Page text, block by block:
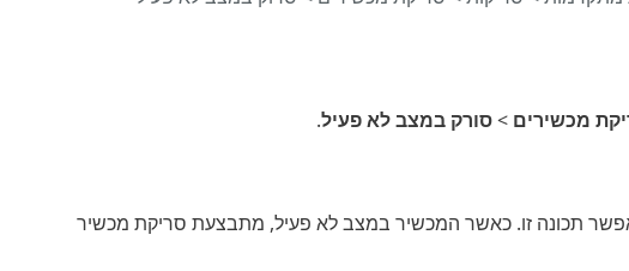
מכשירים >סורק במצב לא פעיל.
תכונה זו. כאשר המכשיר במצב לא פעיל, מתבצעת סריקת מכשיר